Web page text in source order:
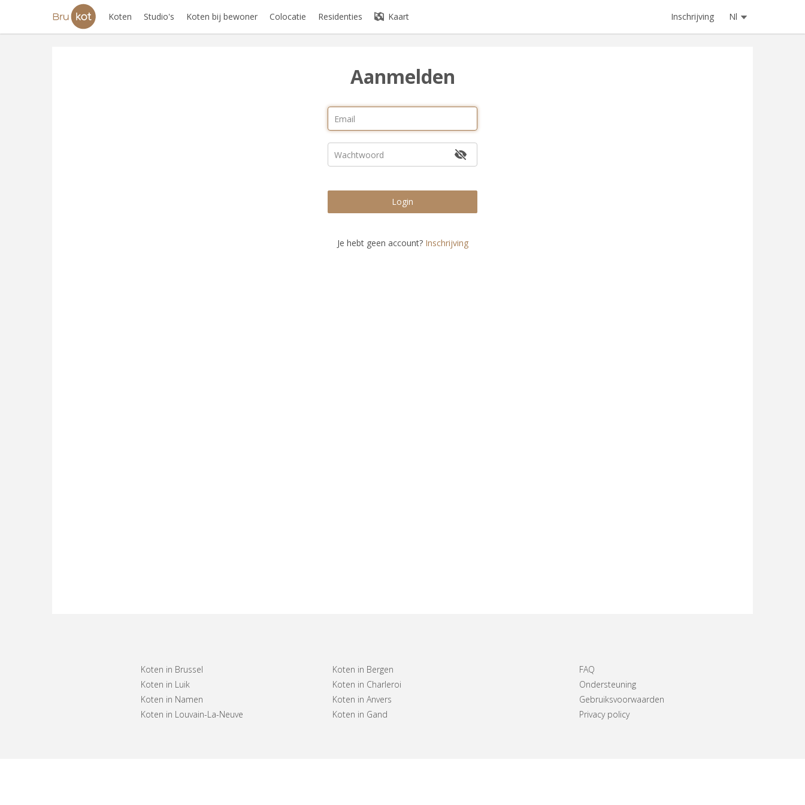
Koten Studio's Koten bij bewoner Colocatie Residenties Kaart Inschrijving Nl
Aanmelden
Login
Je hebt geen account? Inschrijving
Koten in Brussel
Koten in Luik
Koten in Namen
Koten in Louvain-La-Neuve
Koten in Bergen
Koten in Charleroi
Koten in Anvers
Koten in Gand
FAQ
Ondersteuning
Gebruiksvoorwaarden
Privacy policy